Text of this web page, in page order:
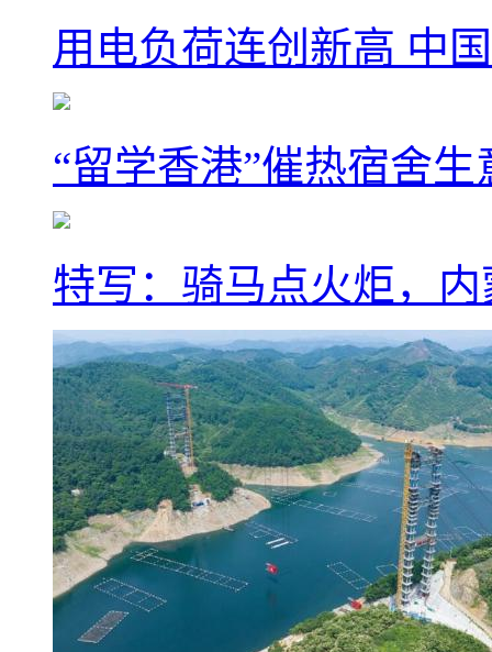
用电负荷连创新高 中
“留学香港”催热宿舍
特写：骑马点火炬，